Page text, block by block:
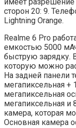
сторон 20: 9.
Lightning Orange.
Realme 6 Pro
емкостью 5000
быструю зарядку.
которую можно
На задней панели
мегапиксельная +
мегапиксельная
мегапиксельная и
камера, которая
Основная камера